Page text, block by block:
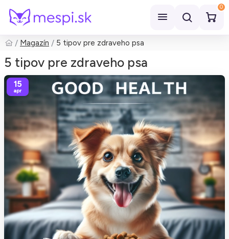
0
Hľadať
Magazín 5 tipov pre zdraveho psa
5 tipov pre zdraveho psa
15
apr